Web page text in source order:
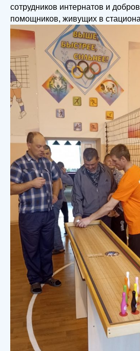
сотрудников интернатов и
помощников, живущих в